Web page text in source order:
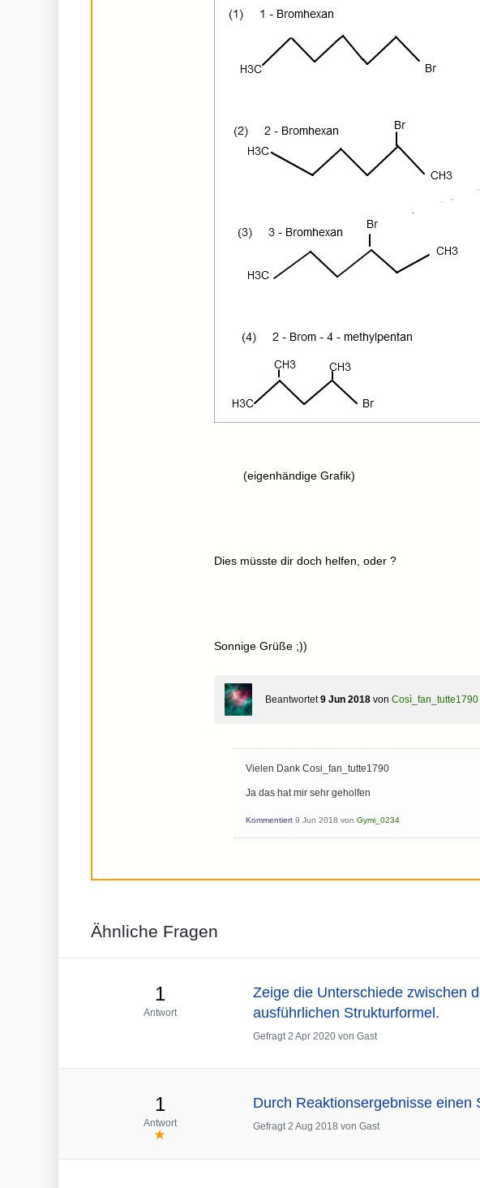
(eigenhändige Grafik)
Dies müsste dir doch helfen, oder ?
Sonnige Grüße ;))
Beantwortet 9 Jun 2018 vonCosì_fan_tutte1790
Vielen Dank Cosi_fan_tutte1790
Ja das hat mir sehr geholfen
Kommentiert 9 Jun 2018 vonGymi_0234
Ähnliche Fragen
1
Antwort
Zeige die Unterschiede zwischen
ausführlichen Strukturformel.
Gefragt 2 Apr 2020 von Gast
1
Antwort
Durch Reaktionsergebnisse einen
Gefragt 2 Aug 2018 von Gast